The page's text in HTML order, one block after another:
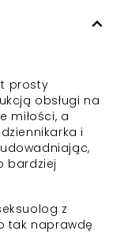
prosty
obsługi na
miłości, a
i
bardziej
z
tak naprawdę